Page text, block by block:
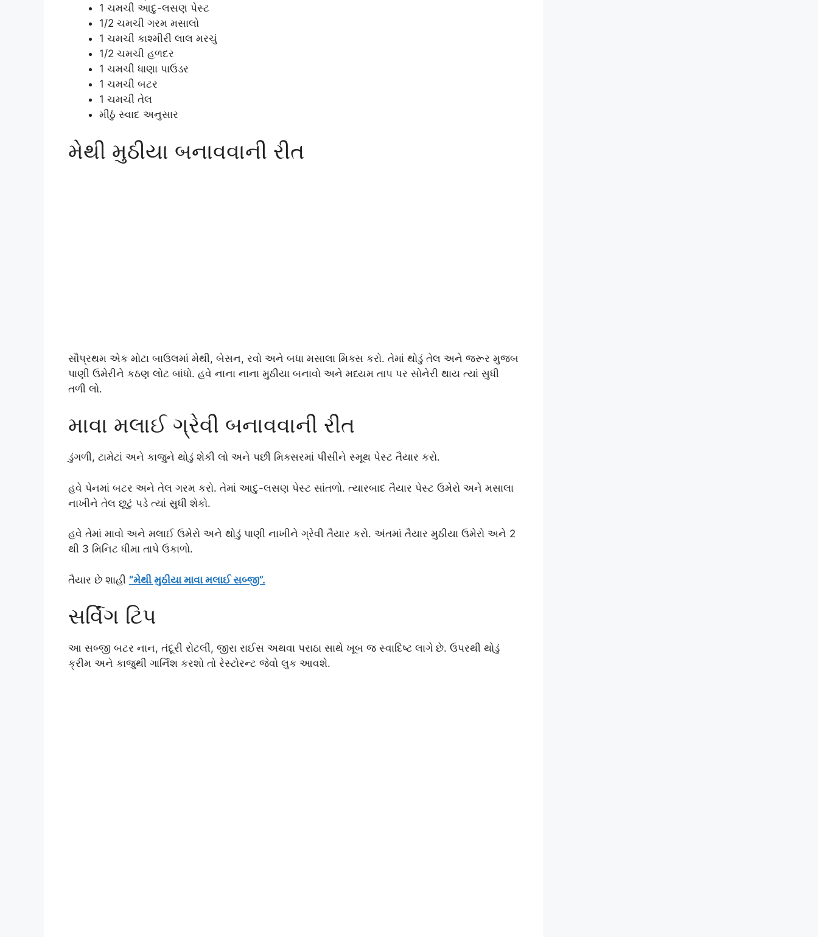
1 ચમચી આદુ-લસણ પેસ્ટ
1/2 ચમચી ગરમ મસાલો
1 ચમચી કાશ્મીરી લાલ મરચું
1/2 ચમચી હળદર
1 ચમચી ધાણા પાઉડર
1 ચમચી બટર
1 ચમચી તેલ
મીઠું સ્વાદ અનુસાર
મેથી મુઠીયા બનાવવાની રીત
સૌપ્રથમ એક મોટા બાઉલમાં મેથી, બેસન, રવો અને બધા મસાલા મિક્સ કરો. તેમાં થોડું તેલ અને જરૂર મુજબ
પાણી ઉમેરીને કઠણ લોટ બાંધો. હવે નાના નાના મુઠીયા બનાવો અને મધ્યમ તાપ પર સોનેરી થાય ત્યાં સુધી
તળી લો.
માવા મલાઈ ગ્રેવી બનાવવાની રીત
ડુંગળી, ટામેટાં અને કાજુને થોડું શેકી લો અને પછી મિક્સરમાં પીસીને સ્મૂથ પેસ્ટ તૈયાર કરો.
હવે પેનમાં બટર અને તેલ ગરમ કરો. તેમાં આદુ-લસણ પેસ્ટ સાંતળો. ત્યારબાદ તૈયાર પેસ્ટ ઉમેરો અને મસાલા
નાખીને તેલ છૂટું પડે ત્યાં સુધી શેકો.
હવે તેમાં માવો અને મલાઈ ઉમેરો અને થોડું પાણી નાખીને ગ્રેવી તૈયાર કરો. અંતમાં તૈયાર મુઠીયા ઉમેરો અને 2
થી 3 મિનિટ ધીમા તાપે ઉકાળો.
તૈયાર છે શાહી “મેથી મુઠીયા માવા મલાઈ સબ્જી”.
સર્વિંગ ટિપ
આ સબ્જી બટર નાન, તંદૂરી રોટલી, જીરા રાઈસ અથવા પરાઠા સાથે ખૂબ જ સ્વાદિષ્ટ લાગે છે. ઉપરથી થોડું
ક્રીમ અને કાજુથી ગાર્નિશ કરશો તો રેસ્ટોરન્ટ જેવો લુક આવશે.